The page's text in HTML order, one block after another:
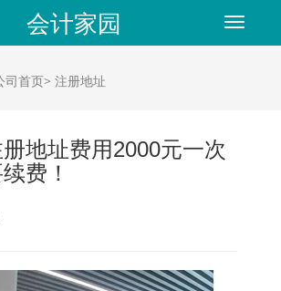
Toggle
会计家园
司首页> 注册地址
地址费用2000元一次
费！